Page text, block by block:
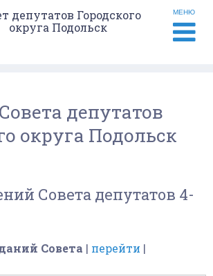
депутатов Городского
округа Подольск
МЕНЮ
депутатов
округа Подольск
Совета депутатов 4-
Совета | перейти |